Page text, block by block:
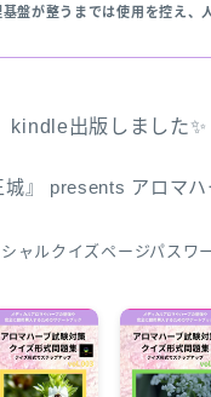
盤が整うまでは使用を控え、
kindle出版しました✨
城』 presents アロマ
ャルクイズページパスワ